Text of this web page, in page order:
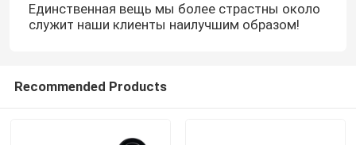
Единственная вещь мы более страстны около
служит наши клиенты наилучшим образом!
Recommended Products